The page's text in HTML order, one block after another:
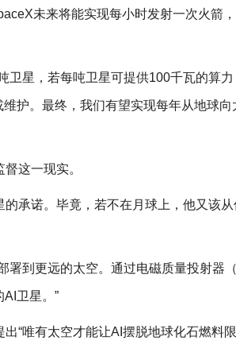
未来将能实现每小时发射一次火箭
卫星，若每吨卫星可提供100千瓦的算
护。最终，我们有望实现每年从地球向
这一现实。
承诺。毕竟，若不在月球上，他又该
署到更远的太空。通过电磁质量投射器
卫星。”
“唯有太空才能让AI摆脱地球化石燃料